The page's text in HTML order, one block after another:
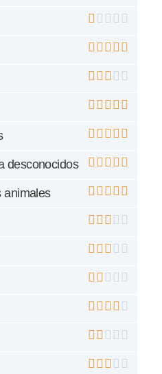
desconocidos
animales